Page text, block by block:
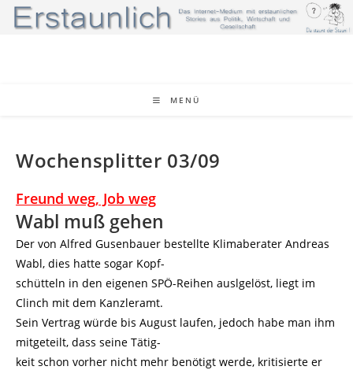
Zum
Inhalt
MENÜ
Wochensplitter 03/09
Freund weg, Job weg
Wabl muß gehen
Der von Alfred Gusenbauer bestellte Klimaberater Andreas
Wabl, dies hatte sogar Kopf-
schütteln in den eigenen SPÖ-Reihen auslgelöst, liegt im
Clinch mit dem Kanzleramt.
Sein Vertrag würde bis August laufen, jedoch habe man ihm
mitgeteilt, dass seine Tätig-
keit schon vorher nicht mehr benötigt werde, kritisierte er